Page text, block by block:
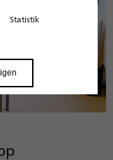
Statistik